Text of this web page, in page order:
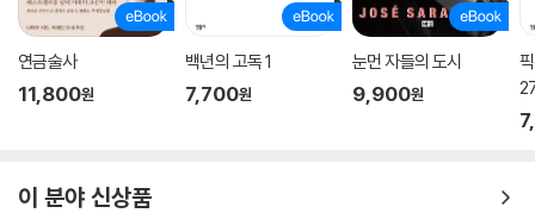
연금술사
11,800원
백년의 고독 1
7,700원
눈먼 자들의 도시
9,900원
이 분야 신상품